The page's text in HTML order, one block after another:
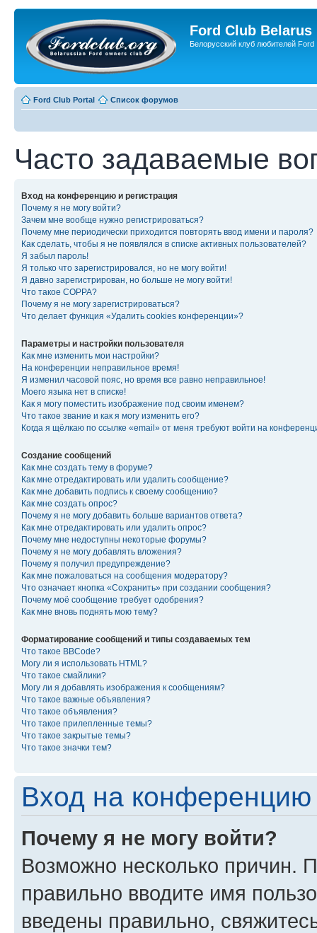
Ford Club Belarus
Белорусский клуб любителей Ford
Ford Club Portal Список форумов
Часто задаваемые
Вход на конференцию и регистрация
Почему я не могу войти?
Зачем мне вообще нужно регистрироваться?
Почему мне периодически приходится повторять ввод имени и пароля?
Как сделать, чтобы я не появлялся в списке активных пользователей?
Я забыл пароль!
Я только что зарегистрировался, но не могу войти!
Я давно зарегистрирован, но больше не могу войти!
Что такое COPPA?
Почему я не могу зарегистрироваться?
Что делает функция «Удалить cookies конференции»?
Параметры и настройки пользователя
Как мне изменить мои настройки?
На конференции неправильное время!
Я изменил часовой пояс, но время все равно неправильное!
Моего языка нет в списке!
Как я могу поместить изображение под своим именем?
Что такое звание и как я могу изменить его?
Когда я щёлкаю по ссылке «email» от меня требуют войти на
Создание сообщений
Как мне создать тему в форуме?
Как мне отредактировать или удалить сообщение?
Как мне добавить подпись к своему сообщению?
Как мне создать опрос?
Почему я не могу добавить больше вариантов ответа?
Как мне отредактировать или удалить опрос?
Почему мне недоступны некоторые форумы?
Почему я не могу добавлять вложения?
Почему я получил предупреждение?
Как мне пожаловаться на сообщения модератору?
Что означает кнопка «Сохранить» при создании сообщения?
Почему моё сообщение требует одобрения?
Как мне вновь поднять мою тему?
Форматирование сообщений и типы создаваемых тем
Что такое BBCode?
Могу ли я использовать HTML?
Что такое смайлики?
Могу ли я добавлять изображения к сообщениям?
Что такое важные объявления?
Что такое объявления?
Что такое прилепленные темы?
Что такое закрытые темы?
Что такое значки тем?
Вход на конференцию
Почему я не могу войти?
Возможно несколько причин.
правильно вводите имя
введены правильно,